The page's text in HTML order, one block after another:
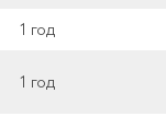
1 год
1 год